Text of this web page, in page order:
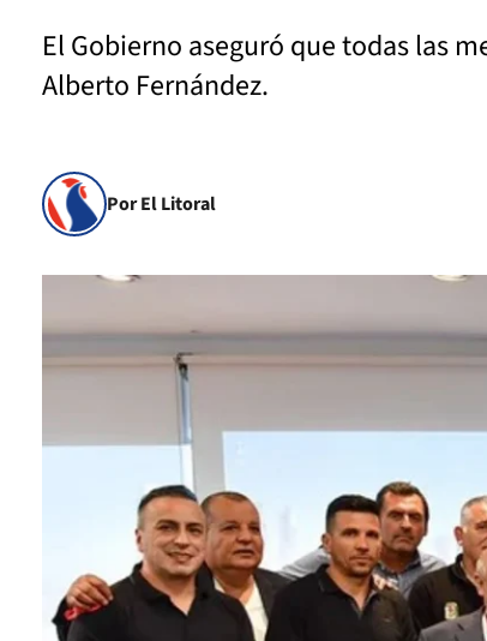
El Gobierno aseguró que todas las
Alberto Fernández.
Por El Litoral